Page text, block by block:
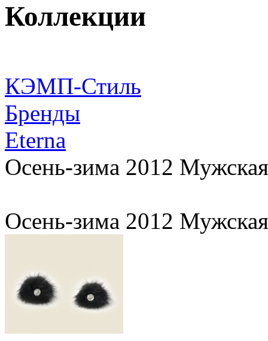
Коллекции
КЭМП-Стиль
Бренды
Eterna
Осень-зима 2012
Осень-зима 2012